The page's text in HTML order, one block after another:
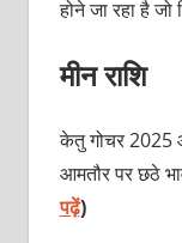
होने जा रहा है
मीन राशि
केतु गोचर 2025
आमतौर पर छठे
पढ़ें)